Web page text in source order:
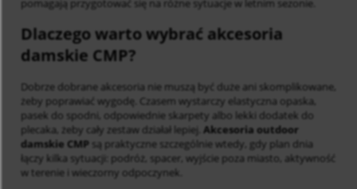
pomagają przygotować się na różne sytuacje w letnim sezonie.
Dlaczego warto wybrać akcesoria
damskie CMP?
Dobrze dobrane akcesoria nie muszą być duże ani skomplikowane,
żeby poprawiać wygodę. Czasem wystarczy elastyczna opaska,
pasek do spodni, odpowiednie skarpety albo lekki dodatek do
plecaka, żeby cały zestaw działał lepiej. Akcesoria outdoor
damskie CMP są praktyczne szczególnie wtedy, gdy plan dnia
łączy kilka sytuacji: podróż, spacer, wyjście poza miasto, aktywność
w terenie i wieczorny odpoczynek.